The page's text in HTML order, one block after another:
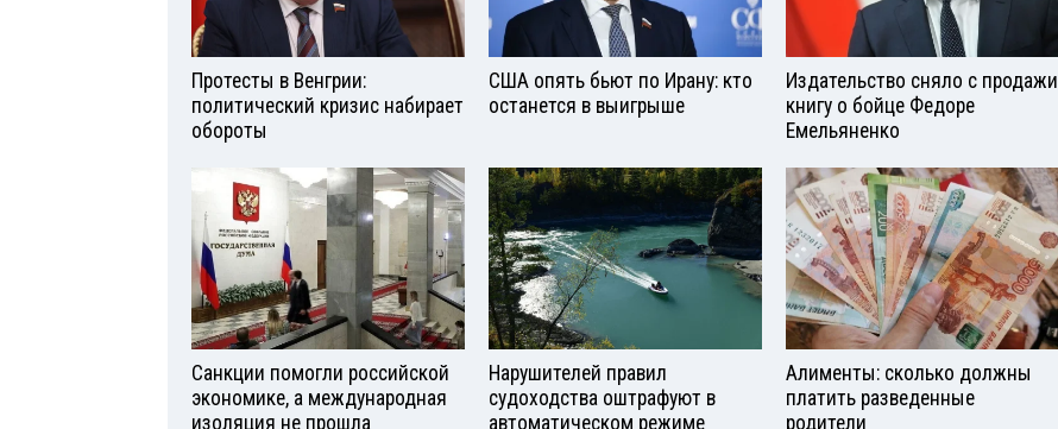
Протесты в Венгрии:
политический кризис набирает
обороты
США опять бьют по Ирану: кто
останется в выигрыше
Издательство сняло с продажи
книгу о бойце Федоре
Емельяненко
Санкции помогли российской
экономике, а международная
изоляция не прошла
Нарушителей правил
судоходства оштрафуют в
автоматическом режиме
Алименты: сколько должны
платить разведенные
родители